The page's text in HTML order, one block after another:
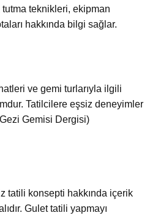
tutma teknikleri, ekipman
hakkında bilgi sağlar.
ve gemi turlarıyla ilgili
Tatilcilere eşsiz deneyimler
Gemisi Dergisi)
tatili konsepti hakkında içerik
Gulet tatili yapmayı